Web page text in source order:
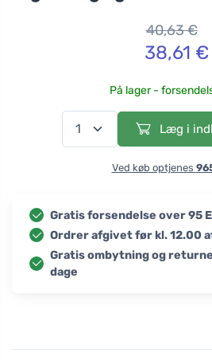
40,63 €
38,61 €
På lager -
Læg i
Ved køb optjenes
Gratis forsendelse over 95
Ordrer afgivet før kl. 12.00
Gratis ombytning og
dage